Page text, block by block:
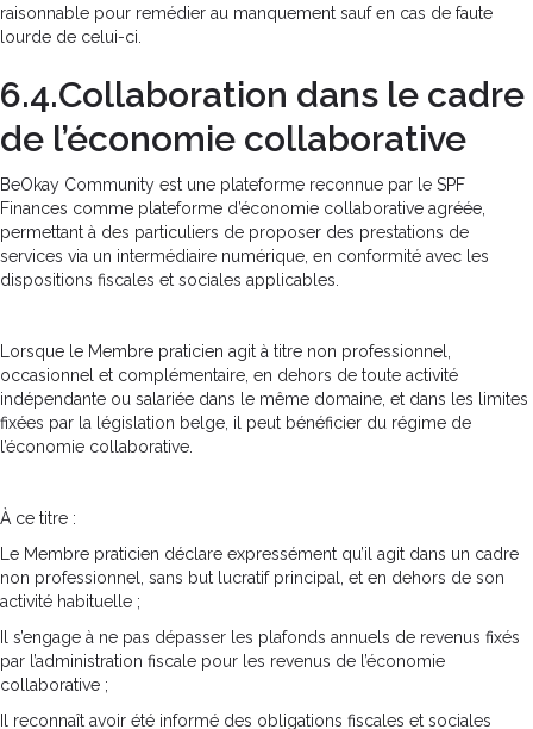
raisonnable pour remédier au manquement sauf en cas de faute
lourde de celui-ci.
6.4.Collaboration dans le cadre
de l’économie collaborative
BeOkay Community est une plateforme reconnue par le SPF
Finances comme plateforme d’économie collaborative agréée,
permettant à des particuliers de proposer des prestations de
services via un intermédiaire numérique, en conformité avec les
dispositions fiscales et sociales applicables.
Lorsque le Membre praticien agit à titre non professionnel,
occasionnel et complémentaire, en dehors de toute activité
indépendante ou salariée dans le même domaine, et dans les limites
fixées par la législation belge, il peut bénéficier du régime de
l’économie collaborative.
À ce titre :
Le Membre praticien déclare expressément qu’il agit dans un cadre
non professionnel, sans but lucratif principal, et en dehors de son
activité habituelle ;
Il s’engage à ne pas dépasser les plafonds annuels de revenus fixés
par l’administration fiscale pour les revenus de l’économie
collaborative ;
Il reconnaît avoir été informé des obligations fiscales et sociales